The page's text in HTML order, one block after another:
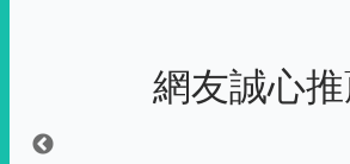
網友誠心